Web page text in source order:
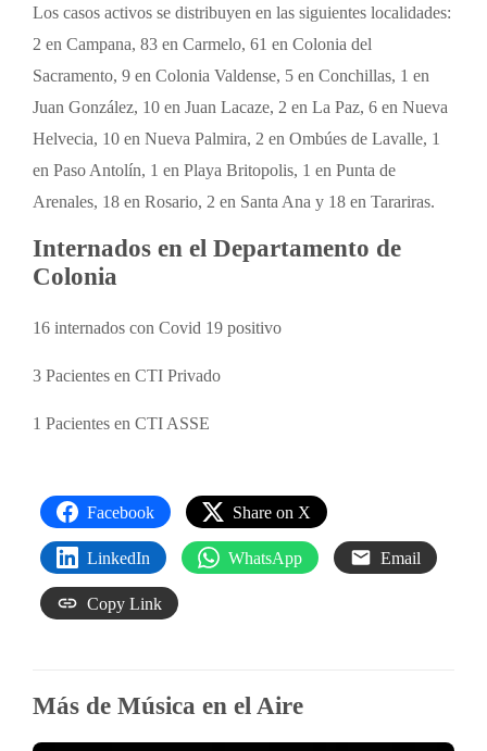
Los casos activos se distribuyen en las siguientes localidades:
2 en Campana, 83 en Carmelo, 61 en Colonia del
Sacramento, 9 en Colonia Valdense, 5 en Conchillas, 1 en
Juan González, 10 en Juan Lacaze, 2 en La Paz, 6 en Nueva
Helvecia, 10 en Nueva Palmira, 2 en Ombúes de Lavalle, 1
en Paso Antolín, 1 en Playa Britopolis, 1 en Punta de
Arenales, 18 en Rosario, 2 en Santa Ana y 18 en Tarariras.
Internados en el Departamento de
Colonia
16 internados con Covid 19 positivo
3 Pacientes en CTI Privado
1 Pacientes en CTI ASSE
Facebook Share on X
LinkedIn WhatsApp Email
Copy Link
Más de Música en el Aire